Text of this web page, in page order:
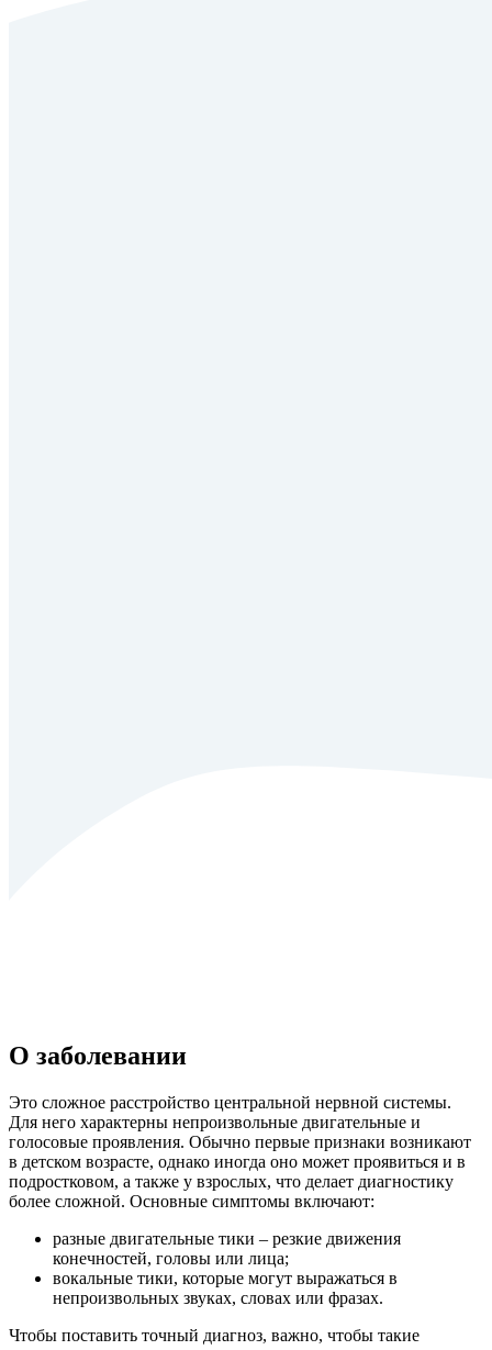
О заболевании
Это сложное расстройство центральной нервной системы.
Для него характерны непроизвольные двигательные и
голосовые проявления. Обычно первые признаки возникают
в детском возрасте, однако иногда оно может проявиться и в
подростковом, а также у взрослых, что делает диагностику
более сложной. Основные симптомы включают:
разные двигательные тики – резкие движения
конечностей, головы или лица;
вокальные тики, которые могут выражаться в
непроизвольных звуках, словах или фразах.
Чтобы поставить точный диагноз, важно, чтобы такие